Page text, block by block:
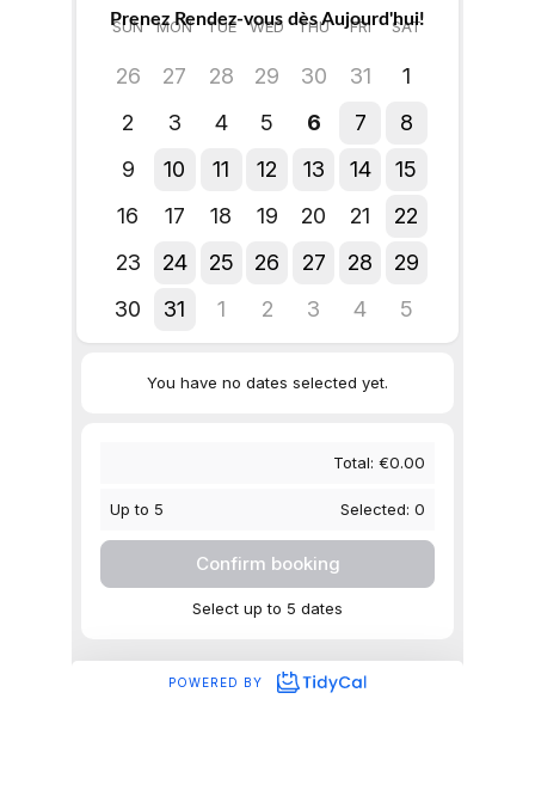
Prenez Rendez-vous dès Aujourd'hui!